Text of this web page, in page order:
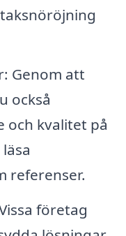
Genom att
också
och kvalitet på
referenser.
företag